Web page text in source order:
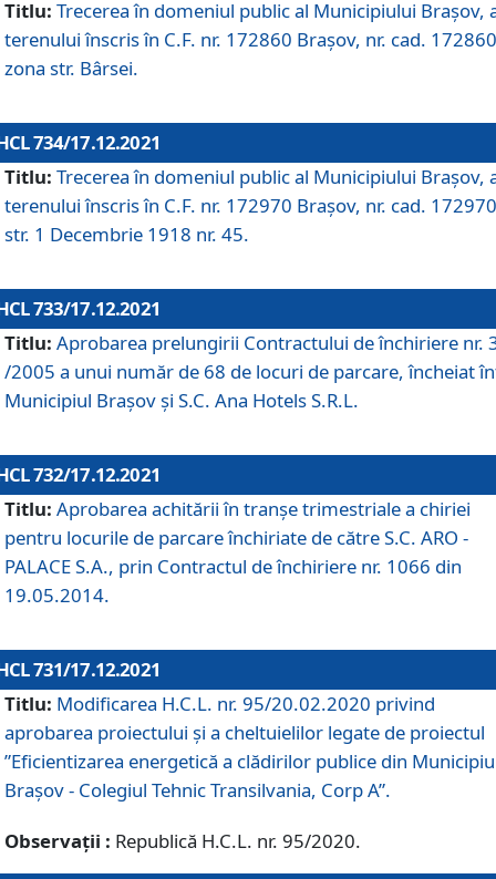
Titlu: Trecerea în domeniul public al Municipiului Braşov,
terenului înscris în C.F. nr. 172860 Brașov, nr. cad.
zona str. Bârsei.
734/17.12.2021
Titlu: Trecerea în domeniul public al Municipiului Braşov,
terenului înscris în C.F. nr. 172970 Brașov, nr. cad.
str. 1 Decembrie 1918 nr. 45.
733/17.12.2021
Titlu: Aprobarea prelungirii Contractului de închiriere nr.
/2005 a unui număr de 68 de locuri de parcare, încheiat
Municipiul Braşov şi S.C. Ana Hotels S.R.L.
732/17.12.2021
Titlu: Aprobarea achitării în tranșe trimestriale a chiriei
pentru locurile de parcare închiriate de către S.C. ARO -
PALACE S.A., prin Contractul de închiriere nr. 1066 din
19.05.2014.
731/17.12.2021
Titlu: Modificarea H.C.L. nr. 95/20.02.2020 privind
aprobarea proiectului și a cheltuielilor legate de proiectul
”Eficientizarea energetică a clădirilor publice din
Brașov - Colegiul Tehnic Transilvania, Corp A”.
Observații : Republică H.C.L. nr. 95/2020.